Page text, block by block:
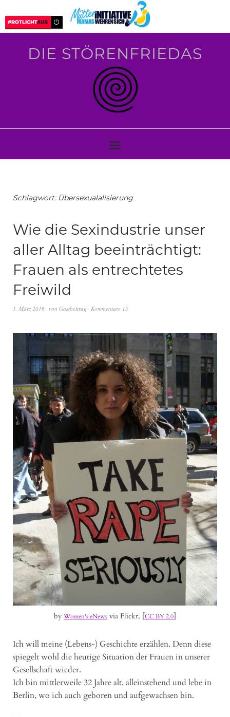
DIE STÖRENFRIEDAS
Schlagwort: Übersexualalisierung
Wie die Sexindustrie unser
aller Alltag beeinträchtigt:
Frauen als entrechtetes
Freiwild
1. März 2016 von Gastbeitrag Kommentare 15
by Women's eNews via Flickr, [CC BY 2.0]
Ich will meine (Lebens-) Geschichte erzählen. Denn diese
spiegelt wohl die heutige Situation der Frauen in unserer
Gesellschaft wieder.
Ich bin mittlerweile 32 Jahre alt, alleinstehend und lebe in
Berlin, wo ich auch geboren und aufgewachsen bin.